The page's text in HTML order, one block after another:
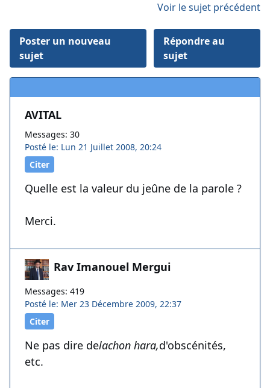
Voir le sujet précédent
Poster un nouveau
sujet
Répondre au
sujet
AVITAL
Messages: 30
Posté le: Lun 21 Juillet 2008, 20:24
Citer
Quelle est la valeur du jeûne de la parole ?
Merci.
Rav Imanouel Mergui
Messages: 419
Posté le: Mer 23 Décembre 2009, 22:37
Citer
Ne pas dire delachon hara,d'obscénités,
etc.